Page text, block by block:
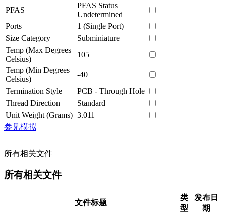
PFAS
PFAS Status
Undetermined
Ports
1 (Single Port)
Size Category
Subminiature
Temp (Max Degrees
Celsius)
105
Temp (Min Degrees
Celsius)
-40
Termination Style
PCB - Through Hole
Thread Direction
Standard
Unit Weight (Grams) 3.011
参见模拟
所有相关文件
所有相关文件
文件标题
类
型
发布日
期